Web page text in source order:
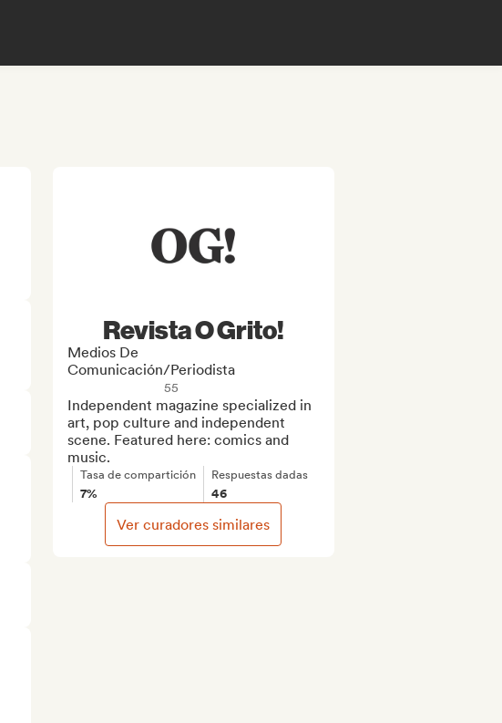
Revista O Grito!
Medios De
Comunicación/Periodista
55
Independent magazine specialized in
art, pop culture and independent
scene. Featured here: comics and
music.
Tasa de compartición
7%
Respuestas dadas
46
Ver curadores similares